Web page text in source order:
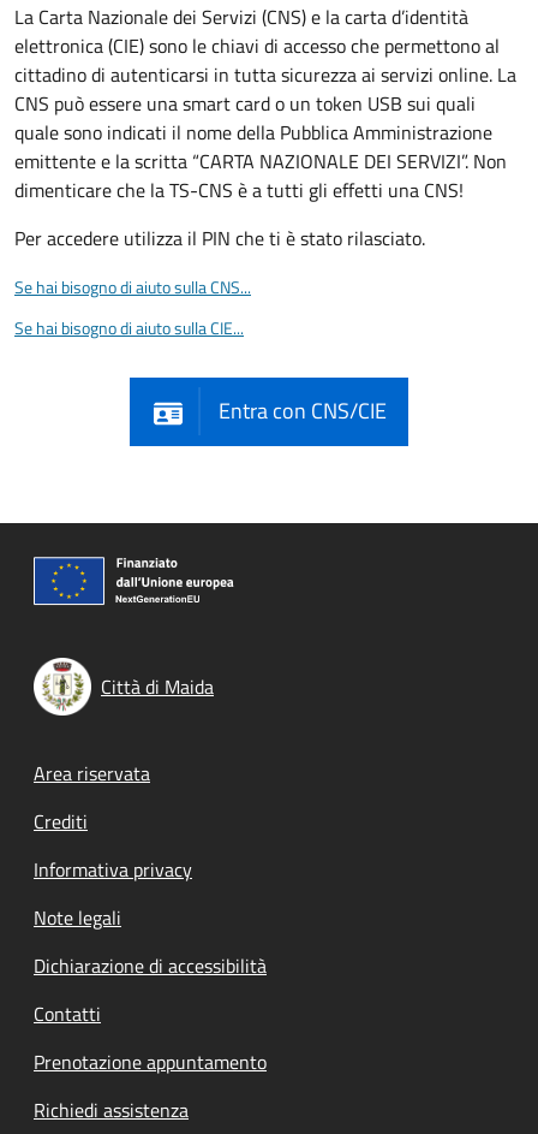
La Carta Nazionale dei Servizi (CNS) e la carta d’identità
elettronica (CIE) sono le chiavi di accesso che permettono al
cittadino di autenticarsi in tutta sicurezza ai servizi online. La
CNS può essere una smart card o un token USB sui quali
quale sono indicati il nome della Pubblica Amministrazione
emittente e la scritta “CARTA NAZIONALE DEI SERVIZI”. Non
dimenticare che la TS-CNS è a tutti gli effetti una CNS!
Per accedere utilizza il PIN che ti è stato rilasciato.
Se hai bisogno di aiuto sulla CNS...
Se hai bisogno di aiuto sulla CIE...
Entra con CNS/CIE
Città di Maida
Footer menu
Area riservata
Crediti
Informativa privacy
Note legali
Dichiarazione di accessibilità
Contatti
Prenotazione appuntamento
Richiedi assistenza